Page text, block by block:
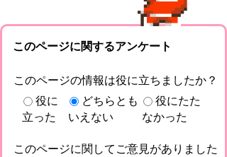
このページに関するアンケート
このページの情報は役に立ちましたか？
役に
立った
どちらとも
いえない
役にたた
なかった
このページに関してご意見がありました